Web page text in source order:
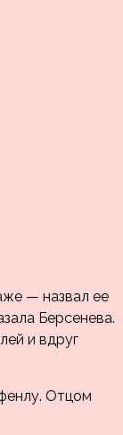
— назвал ее
Берсенева.
и вдруг
Отцом